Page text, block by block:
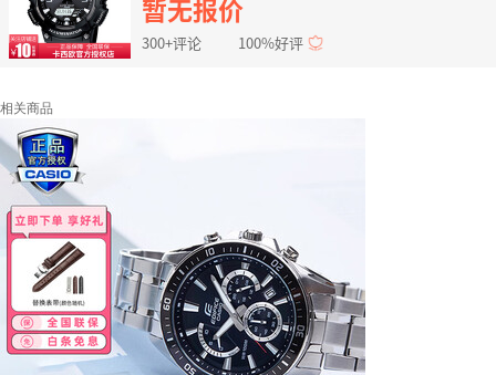
暂无报价
300+评论 100%好评
相关商品